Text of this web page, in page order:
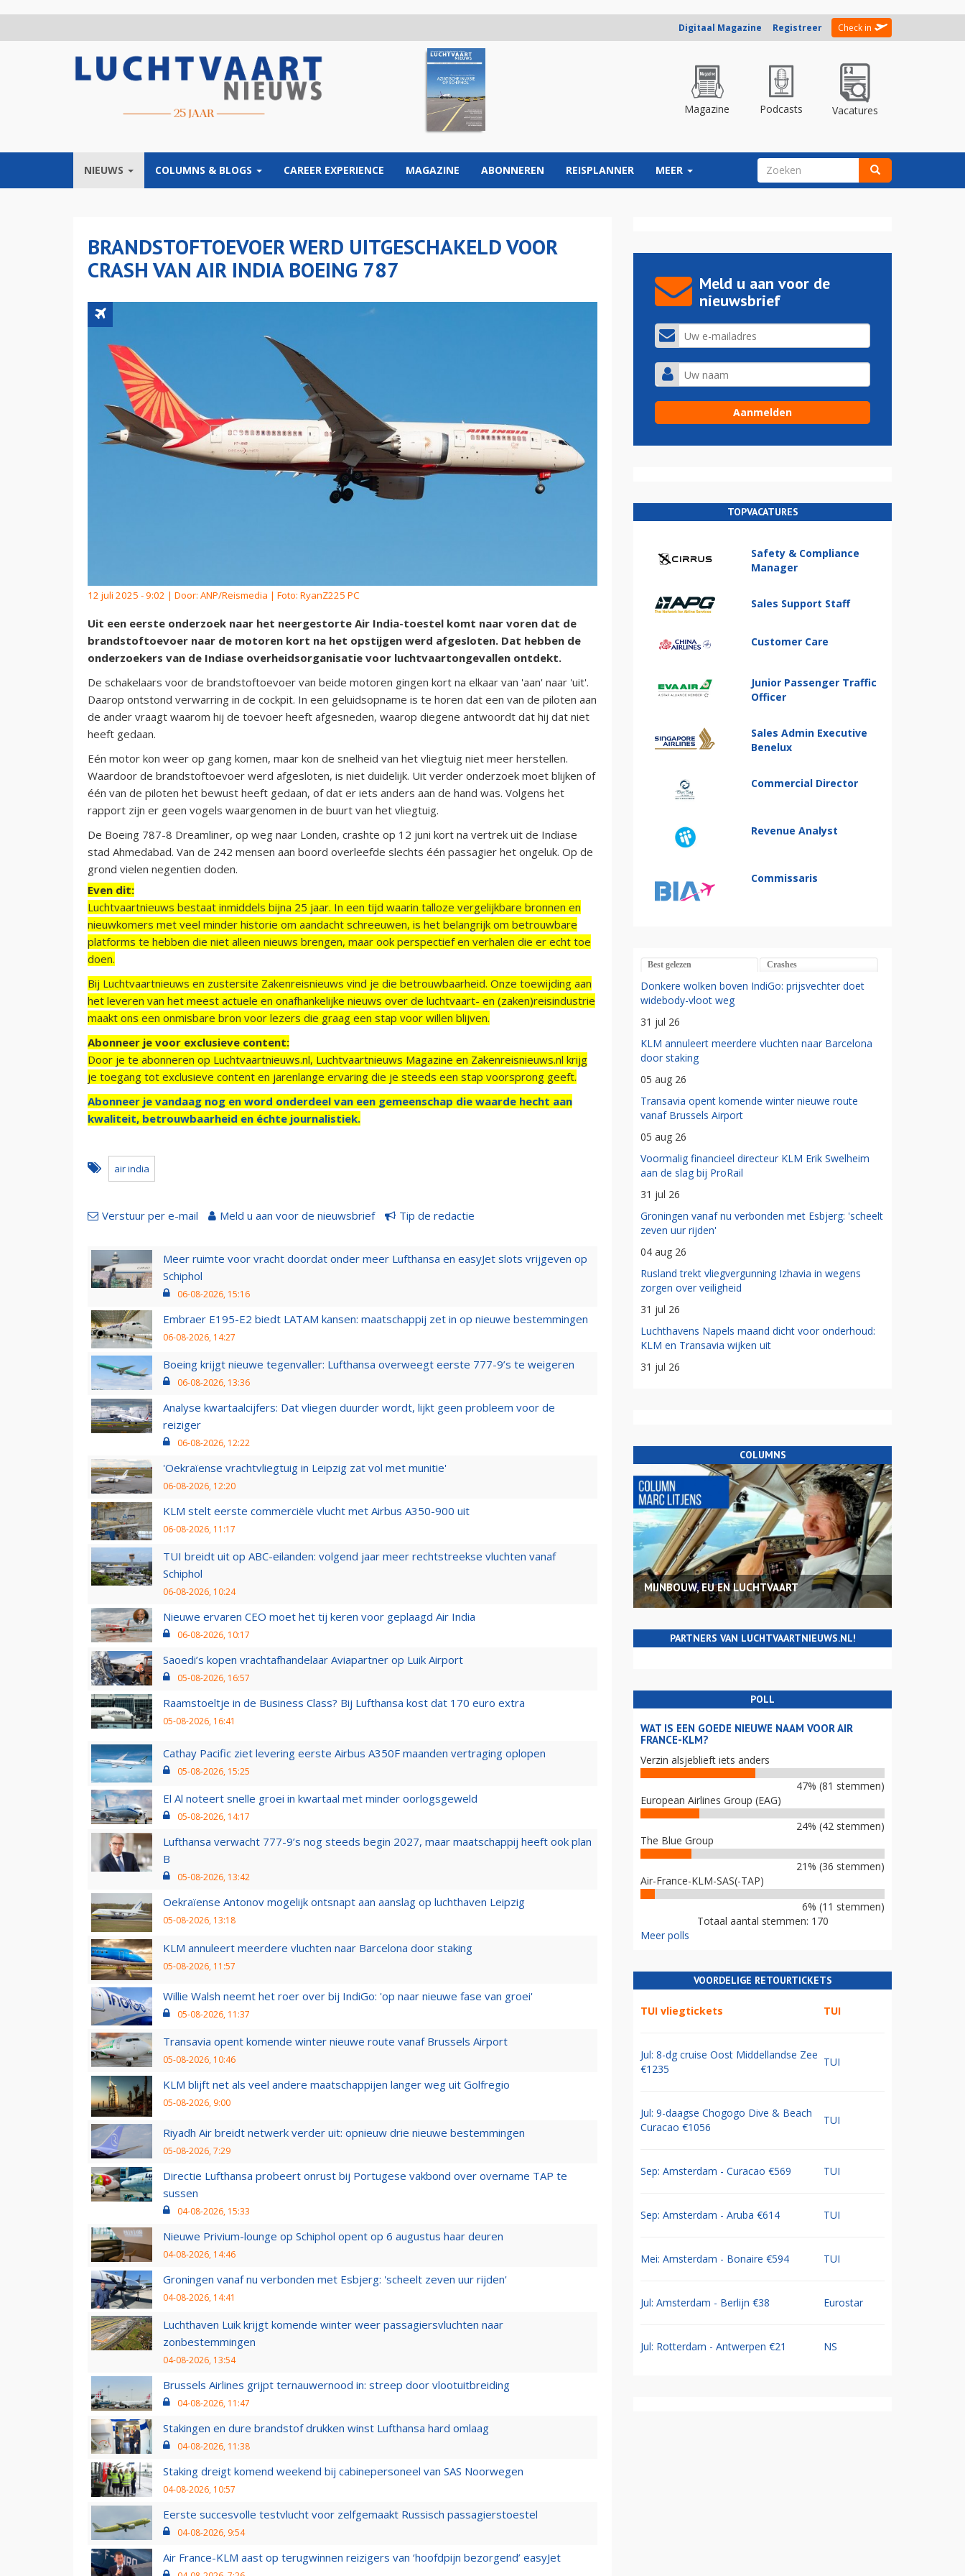
Digitaal Magazine Registreer Check in
Magazine Podcasts Vacatures
NIEUWS COLUMNS & BLOGS CAREER EXPERIENCE MAGAZINE ABONNEREN REISPLANNER MEER ZOEKVELD
BRANDSTOFTOEVOER WERD UITGESCHAKELD VOOR
CRASH VAN AIR INDIA BOEING 787
12 juli 2025 - 9:02 | Door: ANP/Reismedia | Foto: RyanZ225 PC
Uit een eerste onderzoek naar het neergestorte Air India-toestel komt naar voren dat de
brandstoftoevoer naar de motoren kort na het opstijgen werd afgesloten. Dat hebben de
onderzoekers van de Indiase overheidsorganisatie voor luchtvaartongevallen ontdekt.
De schakelaars voor de brandstoftoevoer van beide motoren gingen kort na elkaar van 'aan' naar 'uit'.
Daarop ontstond verwarring in de cockpit. In een geluidsopname is te horen dat een van de piloten aan
de ander vraagt waarom hij de toevoer heeft afgesneden, waarop diegene antwoordt dat hij dat niet
heeft gedaan.
Eén motor kon weer op gang komen, maar kon de snelheid van het vliegtuig niet meer herstellen.
Waardoor de brandstoftoevoer werd afgesloten, is niet duidelijk. Uit verder onderzoek moet blijken of
één van de piloten het bewust heeft gedaan, of dat er iets anders aan de hand was. Volgens het
rapport zijn er geen vogels waargenomen in de buurt van het vliegtuig.
De Boeing 787-8 Dreamliner, op weg naar Londen, crashte op 12 juni kort na vertrek uit de Indiase
stad Ahmedabad. Van de 242 mensen aan boord overleefde slechts één passagier het ongeluk. Op de
grond vielen negentien doden.
Even dit:
Luchtvaartnieuws bestaat inmiddels bijna 25 jaar. In een tijd waarin talloze vergelijkbare bronnen en
nieuwkomers met veel minder historie om aandacht schreeuwen, is het belangrijk om betrouwbare
platforms te hebben die niet alleen nieuws brengen, maar ook perspectief en verhalen die er echt toe
doen.
Bij Luchtvaartnieuws en zustersite Zakenreisnieuws vind je die betrouwbaarheid. Onze toewijding aan
het leveren van het meest actuele en onafhankelijke nieuws over de luchtvaart- en (zaken)reisindustrie
maakt ons een onmisbare bron voor lezers die graag een stap voor willen blijven.
Abonneer je voor exclusieve content:
Door je te abonneren op Luchtvaartnieuws.nl, Luchtvaartnieuws Magazine en Zakenreisnieuws.nl krijg
je toegang tot exclusieve content en jarenlange ervaring die je steeds een stap voorsprong geeft.
Abonneer je vandaag nog en word onderdeel van een gemeenschap die waarde hecht aan
kwaliteit, betrouwbaarheid en échte journalistiek.
air india
Verstuur per e-mail Meld u aan voor de nieuwsbrief Tip de redactie
Meer ruimte voor vracht doordat onder meer Lufthansa en easyJet slots vrijgeven op
Schiphol
06-08-2026, 15:16
Embraer E195-E2 biedt LATAM kansen: maatschappij zet in op nieuwe bestemmingen
06-08-2026, 14:27
Boeing krijgt nieuwe tegenvaller: Lufthansa overweegt eerste 777-9’s te weigeren
06-08-2026, 13:36
Analyse kwartaalcijfers: Dat vliegen duurder wordt, lijkt geen probleem voor de
reiziger
06-08-2026, 12:22
'Oekraïense vrachtvliegtuig in Leipzig zat vol met munitie'
06-08-2026, 12:20
KLM stelt eerste commerciële vlucht met Airbus A350-900 uit
06-08-2026, 11:17
TUI breidt uit op ABC-eilanden: volgend jaar meer rechtstreekse vluchten vanaf
Schiphol
06-08-2026, 10:24
Nieuwe ervaren CEO moet het tij keren voor geplaagd Air India
06-08-2026, 10:17
Saoedi’s kopen vrachtafhandelaar Aviapartner op Luik Airport
05-08-2026, 16:57
Raamstoeltje in de Business Class? Bij Lufthansa kost dat 170 euro extra
05-08-2026, 16:41
Cathay Pacific ziet levering eerste Airbus A350F maanden vertraging oplopen
05-08-2026, 15:25
El Al noteert snelle groei in kwartaal met minder oorlogsgeweld
05-08-2026, 14:17
Lufthansa verwacht 777-9’s nog steeds begin 2027, maar maatschappij heeft ook plan
B
05-08-2026, 13:42
Oekraïense Antonov mogelijk ontsnapt aan aanslag op luchthaven Leipzig
05-08-2026, 13:18
KLM annuleert meerdere vluchten naar Barcelona door staking
05-08-2026, 11:57
Willie Walsh neemt het roer over bij IndiGo: 'op naar nieuwe fase van groei'
05-08-2026, 11:37
Transavia opent komende winter nieuwe route vanaf Brussels Airport
05-08-2026, 10:46
KLM blijft net als veel andere maatschappijen langer weg uit Golfregio
05-08-2026, 9:00
Riyadh Air breidt netwerk verder uit: opnieuw drie nieuwe bestemmingen
05-08-2026, 7:29
Directie Lufthansa probeert onrust bij Portugese vakbond over overname TAP te
sussen
04-08-2026, 15:33
Nieuwe Privium-lounge op Schiphol opent op 6 augustus haar deuren
04-08-2026, 14:46
Groningen vanaf nu verbonden met Esbjerg: 'scheelt zeven uur rijden'
04-08-2026, 14:41
Luchthaven Luik krijgt komende winter weer passagiersvluchten naar
zonbestemmingen
04-08-2026, 13:54
Brussels Airlines grijpt ternauwernood in: streep door vlootuitbreiding
04-08-2026, 11:47
Stakingen en dure brandstof drukken winst Lufthansa hard omlaag
04-08-2026, 11:38
Staking dreigt komend weekend bij cabinepersoneel van SAS Noorwegen
04-08-2026, 10:57
Eerste succesvolle testvlucht voor zelfgemaakt Russisch passagierstoestel
04-08-2026, 9:54
Air France-KLM aast op terugwinnen reizigers van ‘hoofdpijn bezorgend’ easyJet
Meld u aan voor de
nieuwsbrief
TOPVACATURES
Safety & Compliance
Manager
Sales Support Staff
Customer Care
Junior Passenger Traffic
Officer
Sales Admin Executive
Benelux
Commercial Director
Revenue Analyst
Commissaris
Best gelezen Crashes
Donkere wolken boven IndiGo: prijsvechter doet
widebody-vloot weg
31 jul 26
KLM annuleert meerdere vluchten naar Barcelona
door staking
05 aug 26
Transavia opent komende winter nieuwe route
vanaf Brussels Airport
05 aug 26
Voormalig financieel directeur KLM Erik Swelheim
aan de slag bij ProRail
31 jul 26
Groningen vanaf nu verbonden met Esbjerg: 'scheelt
zeven uur rijden'
04 aug 26
Rusland trekt vliegvergunning Izhavia in wegens
zorgen over veiligheid
31 jul 26
Luchthavens Napels maand dicht voor onderhoud:
KLM en Transavia wijken uit
31 jul 26
COLUMNS
MIJNBOUW, EU EN LUCHTVAART
PARTNERS VAN LUCHTVAARTNIEUWS.NL!
POLL
WAT IS EEN GOEDE NIEUWE NAAM VOOR AIR
FRANCE-KLM?
Verzin alsjeblieft iets anders
47% (81 stemmen)
European Airlines Group (EAG)
24% (42 stemmen)
The Blue Group
21% (36 stemmen)
Air-France-KLM-SAS(-TAP)
6% (11 stemmen)
Totaal aantal stemmen: 170
Meer polls
VOORDELIGE RETOURTICKETS
TUI vliegtickets TUI
Jul: 8-dg cruise Oost Middellandse Zee
€1235
TUI
Jul: 9-daagse Chogogo Dive & Beach
Curacao €1056
TUI
Sep: Amsterdam - Curacao €569 TUI
Sep: Amsterdam - Aruba €614 TUI
Mei: Amsterdam - Bonaire €594 TUI
Jul: Amsterdam - Berlijn €38 Eurostar
Jul: Rotterdam - Antwerpen €21 NS